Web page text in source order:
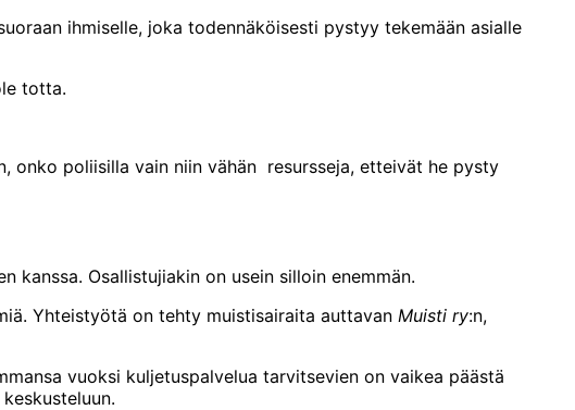
ihmiselle, joka todennäköisesti pystyy tekemään asialle
totta.
onko poliisilla vain niin vähän resursseja, etteivät he pysty
kanssa. Osallistujiakin on usein silloin enemmän.
Yhteistyötä on tehty muistisairaita auttavan Muisti ry:n,
vuoksi kuljetuspalvelua tarvitsevien on vaikea päästä